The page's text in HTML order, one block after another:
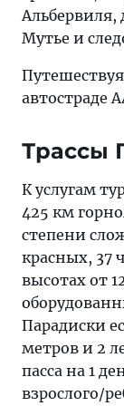
Альбервиля,
Мутье и
автостраде
Трассы
К услугам
425 км
степени
красных, 37
высотах от
Парадиски
метров и 2
пасса на 1
взрослого/